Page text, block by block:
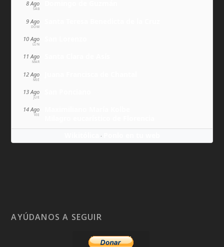
8 Ago
SÁB
9 Ago
DOM
10 Ago
LUN
11 Ago
MAR
12 Ago
MIÉ
13 Ago
JUE
14 Ago
VIE
·
AYÚDANOS A SEGUIR